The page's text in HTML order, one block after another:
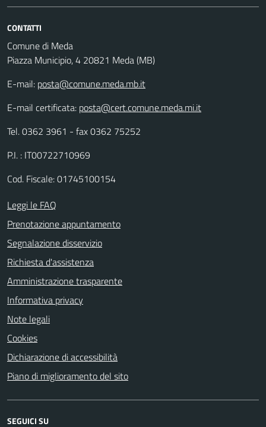
CONTATTI
Comune di Meda
Piazza Municipio, 4 20821 Meda (MB)
E-mail: posta@comune.meda.mb.it
E-mail certificata: posta@cert.comune.meda.mi.it
Tel. 0362 3961 - fax 0362 75252
P.I. : IT00722710969
Cod. Fiscale: 01745100154
Leggi le FAQ
Prenotazione appuntamento
Segnalazione disservizio
Richiesta d'assistenza
Amministrazione trasparente
Informativa privacy
Note legali
Cookies
Dichiarazione di accessibilità
Piano di miglioramento del sito
SEGUICI SU